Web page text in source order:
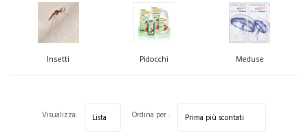
Insetti Pidocchi Meduse
Visualizza: Ordina per :